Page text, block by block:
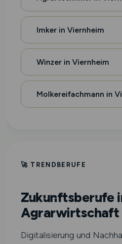
Imker in Viernheim
Winzer in Viernheim
Molkereifachmann in
🚀 TRENDBERUFE
Zukunftsberufe
Agrarwirtschaft
Digitalisierung und